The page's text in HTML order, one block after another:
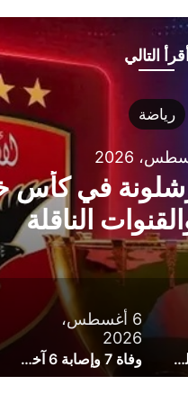
أقرأ التالي
رياضة
في كأس
الأزهر يطلق سلسلة «التجويد الميسر» لتلاميذ الابتدائية
6 أغسطس،
2026
وفاة 7 وإصابة 6 آخرين.. وزير العمل يتابع حادث انقلاب سيارة عمال بالصف